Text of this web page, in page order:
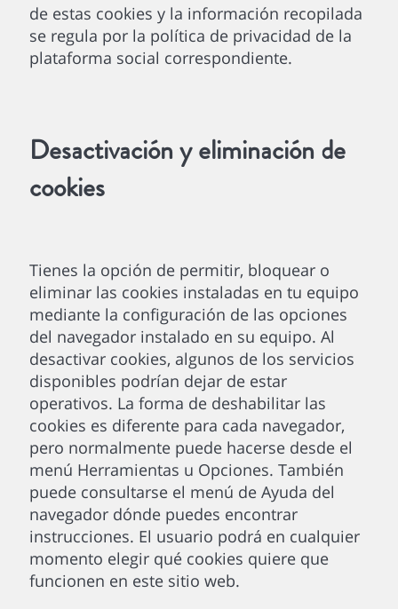
de estas cookies y la información recopilada
se regula por la política de privacidad de la
plataforma social correspondiente.
Desactivación y eliminación de
cookies
Tienes la opción de permitir, bloquear o
eliminar las cookies instaladas en tu equipo
mediante la configuración de las opciones
del navegador instalado en su equipo. Al
desactivar cookies, algunos de los servicios
disponibles podrían dejar de estar
operativos. La forma de deshabilitar las
cookies es diferente para cada navegador,
pero normalmente puede hacerse desde el
menú Herramientas u Opciones. También
puede consultarse el menú de Ayuda del
navegador dónde puedes encontrar
instrucciones. El usuario podrá en cualquier
momento elegir qué cookies quiere que
funcionen en este sitio web.